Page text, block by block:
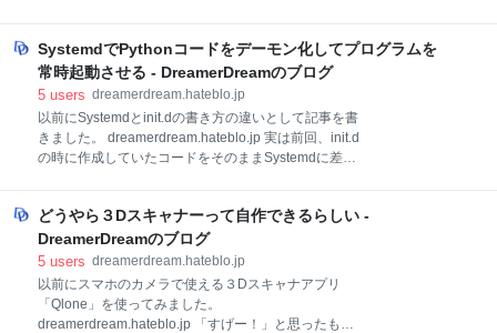
にズレるようです） 手動と自動があり、自動の「オー
トキャリブレーション」は便利です。
dreamerdream.hateblo.jp 手
↓） しかし、そのまま使うと問題が出て来ました。 デ
フォルトの設定のままムームーメールを利用してメー
ルを送信すると、Gmailの受信一覧に「？（クエスチ
ョンマーク）」マークが表示されてほぼ確実に「迷惑
メール」フォルダーへ勝手に振り分けられてしまいま
す。 ↓この表示 この？マークを選択すると、 「Gmail
せんでした。」 という説明が見られます。 自前の
pythonコードからもDjangoアプリからもムームーメー
ルWebアプリからもです。 これではせっかくムー
SystemdでPythonコードをデーモン化してプログラムを
常時起動させる - DreamerDreamのブログ
5 users dreamerdream.hateblo.jp
以前にSystemdとinit.dの書き方の違いとして記事を書
きました。 dreamerdream.hateblo.jp 実は前回、init.d
の時に作成していたコードをそのままSystemdに差し
Systemdのサービス設定ではそのPythonコードから生
成されたPIDを利用するようにしていたのですが
Systemdだけで利用する場合はもっと簡単！ Pythonコ
ードの中でforkは要らない！単なるPythonコードでOK
です。（比較は前回記事をご参照ください。） --
sampled.py -- import os import time def sample():
どうやら３Dスキャナーって自作できるらしい -
DreamerDreamのブログ
5 users dreamerdream.hateblo.jp
以前にスマホのカメラで使える３Dスキャナアプリ
「Qlone」を使ってみました。
dreamerdream.hateblo.jp 「すげー！」と思ったもの